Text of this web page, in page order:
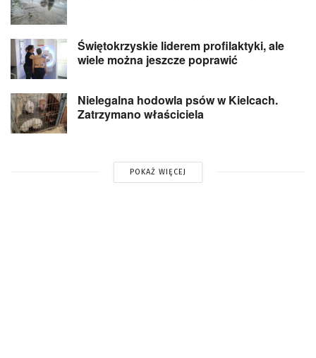
Świętokrzyskie liderem profilaktyki, ale
wiele można jeszcze poprawić
Nielegalna hodowla psów w Kielcach.
Zatrzymano właściciela
POKAŻ WIĘCEJ